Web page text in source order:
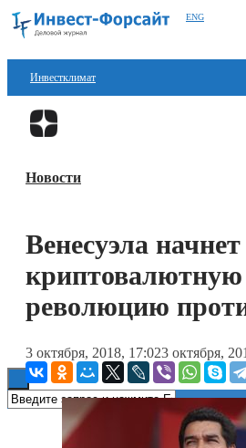
ENG
Инвестклимат
Финансы
Блокчейн
Новости
Венесуэла начнет
криптовалютную
революцию
3 октября, 2018, 17:023 октября,